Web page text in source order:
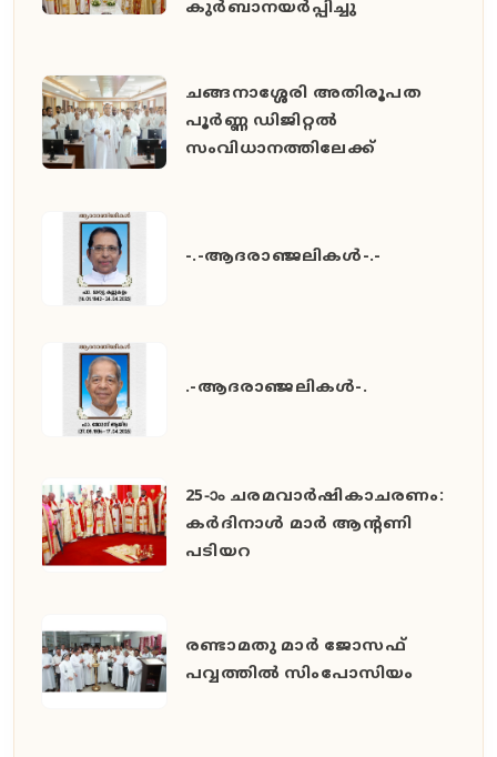
കുർബാനയർപ്പിച്ചു
ചങ്ങനാശ്ശേരി അതിരൂപത
പൂർണ്ണ ഡിജിറ്റൽ
സംവിധാനത്തിലേക്ക്
-.-ആദരാഞ്ജലികൾ-.-
.-ആദരാഞ്ജലികൾ-.
25-ാം ചരമവാർഷികാചരണം:
കർദിനാൾ മാർ ആന്റണി
പടിയറ
രണ്ടാമതു മാർ ജോസഫ്
പവ്വത്തിൽ സിംപോസിയം